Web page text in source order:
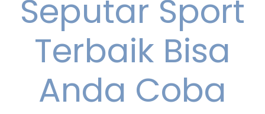
Seputar Sport
Terbaik Bisa
Anda Coba